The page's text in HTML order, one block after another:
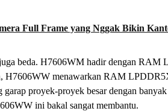
Full Frame yang Nggak Bikin
beda. H7606WM hadir dengan RAM
H7606WW menawarkan RAM
proyek-proyek besar dengan banyak
ini bakal sangat membantu.